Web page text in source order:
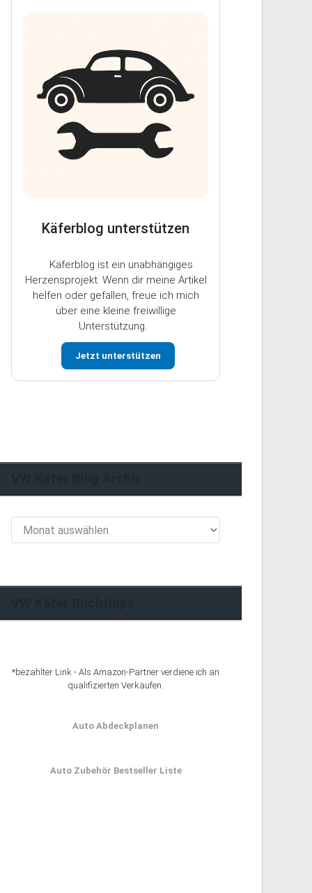
Käferblog unterstützen
Käferblog ist ein unabhängiges
Herzensprojekt. Wenn dir meine Artikel
helfen oder gefallen, freue ich mich
über eine kleine freiwillige
Unterstützung.
Jetzt unterstützen
Käfer
*bezahlter Link - Als Amazon-Partner verdiene ich an
qualifizierten Verkäufen.
Auto Abdeckplanen
Auto Zubehör Bestseller Liste